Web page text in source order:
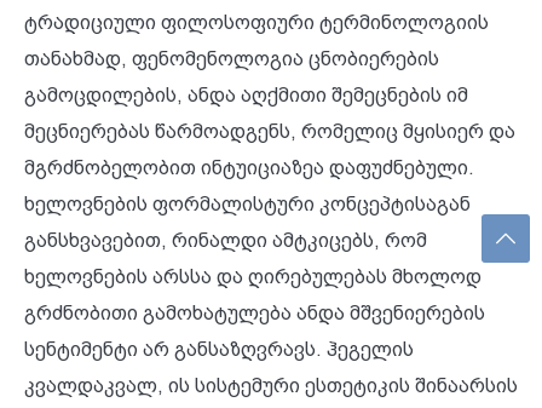
ტრადიციული ფილოსოფიური ტერმინოლოგიის
თანახმად, ფენომენოლოგია ცნობიერების
გამოცდილების, ანდა აღქმითი შემეცნების იმ
მეცნიერებას წარმოადგენს, რომელიც მყისიერ და
მგრძნობელობით ინტუიციაზეა დაფუძნებული.
ხელოვნების ფორმალისტური კონცეპტისაგან
განსხვავებით, რინალდი ამტკიცებს, რომ
ხელოვნების არსსა და ღირებულებას მხოლოდ
გრძნობითი გამოხატულება ანდა მშვენიერების
სენტიმენტი არ განსაზღვრავს. ჰეგელის
კვალდაკვალ, ის სისტემური ესთეტიკის შინაარსის